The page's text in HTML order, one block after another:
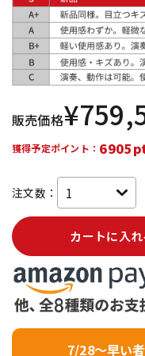
販売価格¥
獲得予定ポイント：
注文数：
カートに入
7/28～早い